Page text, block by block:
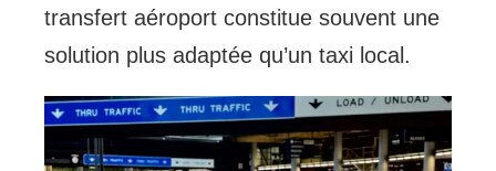
transfert aéroport constitue souvent une
solution plus adaptée qu’un taxi local.